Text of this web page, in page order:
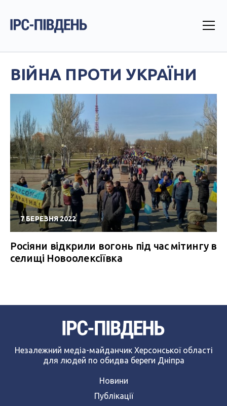
ВІЙНА ПРОТИ УКРАЇНИ
7 БЕРЕЗНЯ 2022
Росіяни відкрили вогонь під час мітингу в
селищі Новоолексіївка
Незалежний медіа-майданчик Херсонської області
для людей по обидва береги Дніпра
Новини
Публікації